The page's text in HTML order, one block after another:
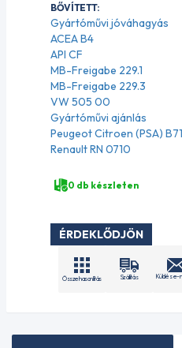
BŐVÍTETT:
Gyártóművi jóváhagyás
ACEA B4
API CF
MB-Freigabe 229.1
MB-Freigabe 229.3
VW 505 00
Gyártóművi ajánlás
Peugeot Citroen (PSA)
Renault RN 0710
0 db készleten
ÉRDEKLŐDJÖN
Összehasonlítás Szállítás Küldés e-